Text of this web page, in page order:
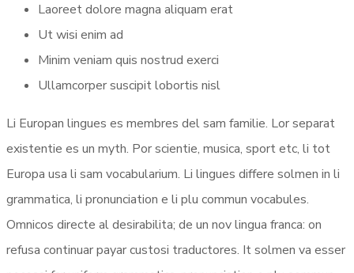
Laoreet dolore magna aliquam erat
Ut wisi enim ad
Minim veniam quis nostrud exerci
Ullamcorper suscipit lobortis nisl
Li Europan lingues es membres del sam familie. Lor separat
existentie es un myth. Por scientie, musica, sport etc, li tot
Europa usa li sam vocabularium. Li lingues differe solmen in li
grammatica, li pronunciation e li plu commun vocabules.
Omnicos directe al desirabilita; de un nov lingua franca: on
refusa continuar payar custosi traductores. It solmen va esser